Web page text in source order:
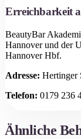
Erreichbarkeit
BeautyBar
Hannoverund der
Hannover Hbf.
Adresse: Hertinger
Telefon: 0179 236
Ähnliche